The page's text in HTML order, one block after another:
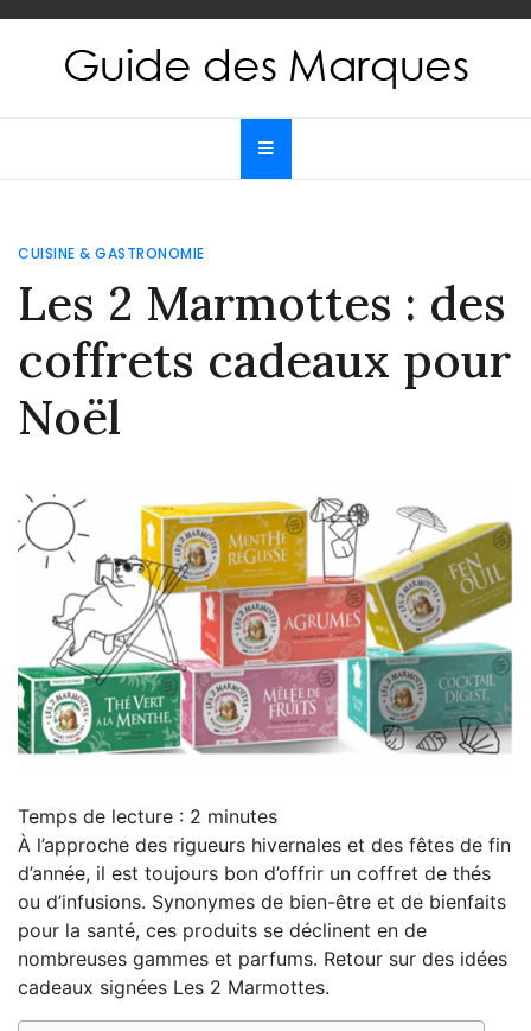
Skip
content
Guide des Marques
CUISINE & GASTRONOMIE
Les 2 Marmottes : des
coffrets cadeaux pour
Noël
Temps de lecture : 2 minutes
À l’approche des rigueurs hivernales et des fêtes de fin
d’année, il est toujours bon d’offrir un coffret de thés
ou d’infusions. Synonymes de bien-être et de bienfaits
pour la santé, ces produits se déclinent en de
nombreuses gammes et parfums. Retour sur des idées
cadeaux signées Les 2 Marmottes.